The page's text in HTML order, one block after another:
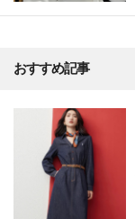
おすすめ記事